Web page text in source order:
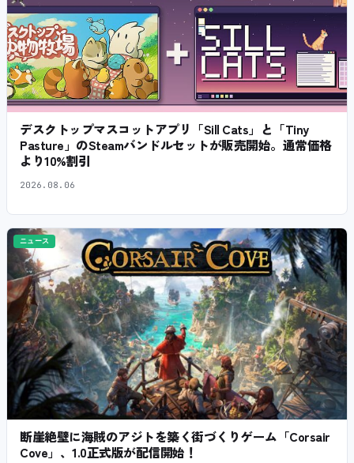
デスクトップマスコットアプリ「Sill Cats」と「Tiny
Pasture」のSteamバンドルセットが販売開始。通常価格
より10%割引
2026.08.06
ニュース
断崖絶壁に海賊のアジトを築く街づくりゲーム「Corsair
Cove」、1.0正式版が配信開始！